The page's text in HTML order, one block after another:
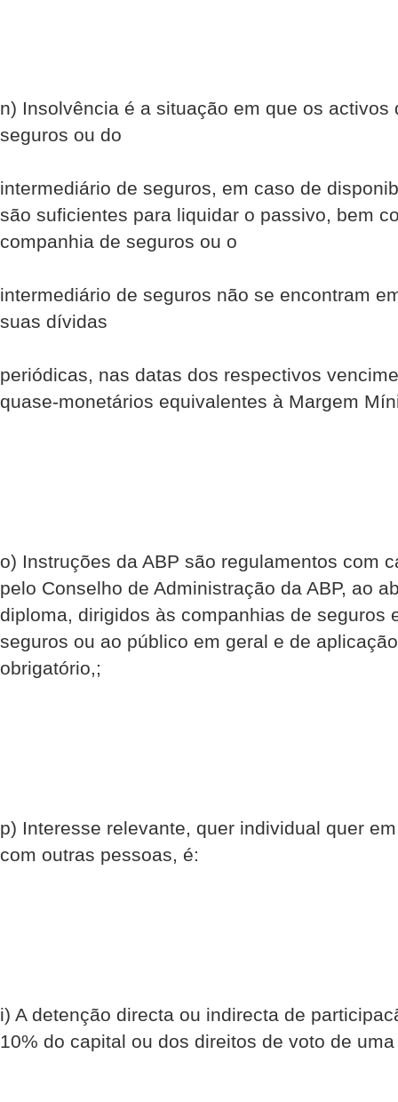
n) Insolvência é a situação em que os
seguros ou do
intermediário de seguros, em caso de
são suficientes para liquidar o passivo, bem
companhia de seguros ou o
intermediário de seguros não se encontram
suas dívidas
periódicas, nas datas dos respectivos
quase-monetários equivalentes à Margem
o) Instruções da ABP são regulamentos com
pelo Conselho de Administração da ABP, ao
diploma, dirigidos às companhias de seguros
seguros ou ao público em geral e de
obrigatório,;
p) Interesse relevante, quer individual quer
com outras pessoas, é:
i) A detenção directa ou indirecta de
10% do capital ou dos direitos de voto de